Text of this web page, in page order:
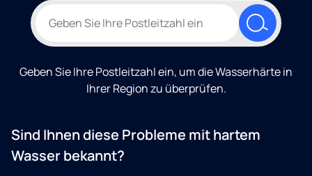
Geben Sie Ihre Postleitzahl ein, um die Wasserhärte in
Ihrer Region zu überprüfen.
Sind Ihnen diese Probleme mit hartem
Wasser bekannt?